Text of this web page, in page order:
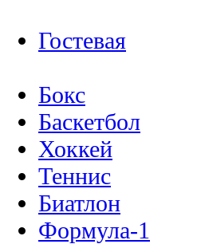
Гостевая
Бокс
Баскетбол
Хоккей
Теннис
Биатлон
Формула-1